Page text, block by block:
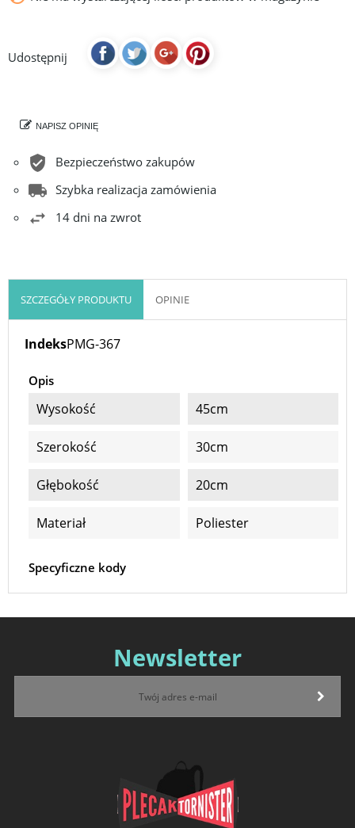
Udostępnij
NAPISZ OPINIĘ
Bezpieczeństwo zakupów
Szybka realizacja zamówienia
14 dni na zwrot
SZCZEGÓŁY PRODUKTU OPINIE
IndeksPMG-367
Opis
Wysokość 45cm
Szerokość 30cm
Głębokość 20cm
Materiał Poliester
Specyficzne kody
Newsletter